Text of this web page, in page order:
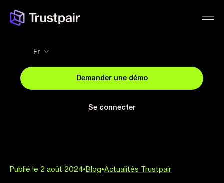
Demander une démo
Se connecter
Fr
Publié le 2 août 2024• Blog•Actualités Trustpair